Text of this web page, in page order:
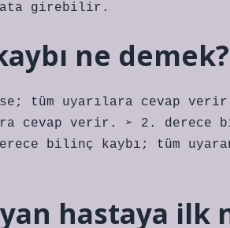
girebilir.
ne demek?
tüm uyarılara cevap
cevap verir. ➢ 2. derece
bilinç kaybı; tüm
hastaya ilk